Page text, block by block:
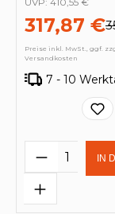
317,87 €
Preise inkl. MwSt., ggf.
Versandkosten
7 - 10
ProduktIN